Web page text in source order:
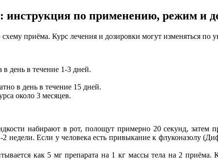
инструкция по применению, режим и
приёма. Курс лечения и дозировки могут изменяться по
день в течение 1-3 дней.
в день в течение 15 дней.
около 3 месяцев.
набирают в рот, полощут примерно 20 секунд, затем
2 недели. Если у человека есть привыкание к флуконазолу
как 5 мг препарата на 1 кг массы тела на 2 приёма.